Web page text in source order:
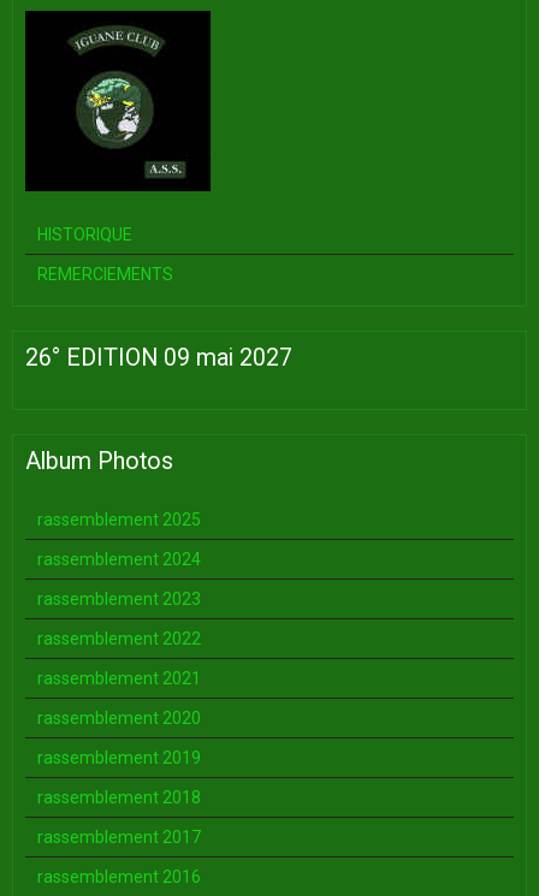
HISTORIQUE
REMERCIEMENTS
26° EDITION 09 mai 2027
Album Photos
rassemblement 2025
rassemblement 2024
rassemblement 2023
rassemblement 2022
rassemblement 2021
rassemblement 2020
rassemblement 2019
rassemblement 2018
rassemblement 2017
rassemblement 2016